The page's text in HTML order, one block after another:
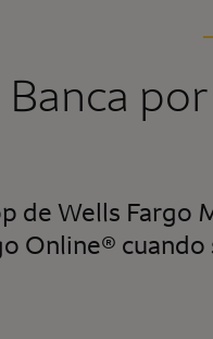
Banca
deWells Fargo
Online®